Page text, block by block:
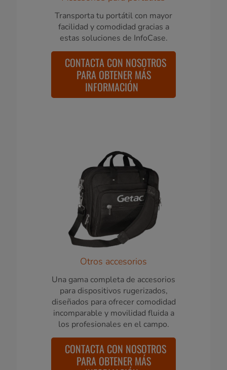
Transporta tu portátil con mayor
facilidad y comodidad gracias a
estas soluciones de InfoCase.
CONTACTA CON NOSOTROS
PARA OBTENER MÁS
INFORMACIÓN
Otros accesorios
Una gama completa de accesorios
para dispositivos rugerizados,
diseñados para ofrecer comodidad
incomparable y movilidad fluida a
los profesionales en el campo.
CONTACTA CON NOSOTROS
PARA OBTENER MÁS